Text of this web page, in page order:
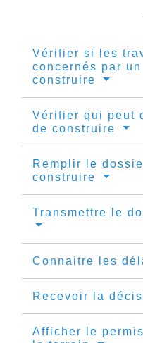
Vérifier si les
concernés par
construire
Vérifier qui peut
de construire
Remplir le
construire
Transmettre le
Connaitre les
Recevoir la
Afficher le